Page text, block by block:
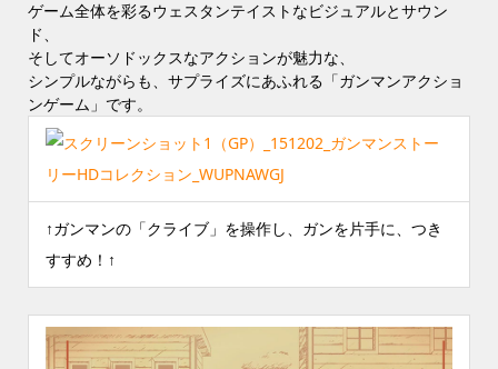
ゲーム全体を彩るウェスタンテイストなビジュアルとサウン
ド、
そしてオーソドックスなアクションが魅力な、
シンプルながらも、サプライズにあふれる「ガンマンアクショ
ンゲーム」です。
↑ガンマンの「クライブ」を操作し、ガンを片手に、つき
すすめ！↑